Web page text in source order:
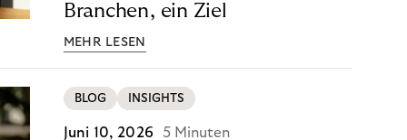
Branchen, ein Ziel
MEHR LESEN
BLOG INSIGHTS
Juni 10, 2026 5 Minuten